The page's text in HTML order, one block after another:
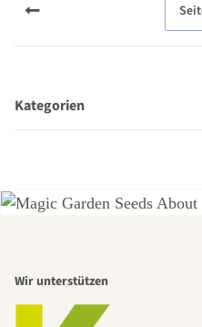
Kategorien
Wir unterstützen